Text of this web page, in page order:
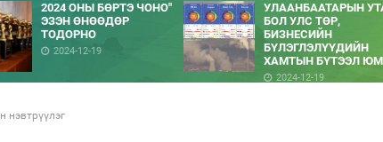
2024 ОНЫ БӨРТЭ ЧОНО"
ЭЗЭН ӨНӨӨДӨР
ТОДОРНО
2024-12-19
УЛААНБААТАРЫН
БОЛ УЛС ТӨР,
БИЗНЕСИЙН
БҮЛЭГЛЭЛҮҮДИЙН
ХАМТЫН БҮТЭЭЛ ЮМ
2024-12-19
нэвтрүүлэг